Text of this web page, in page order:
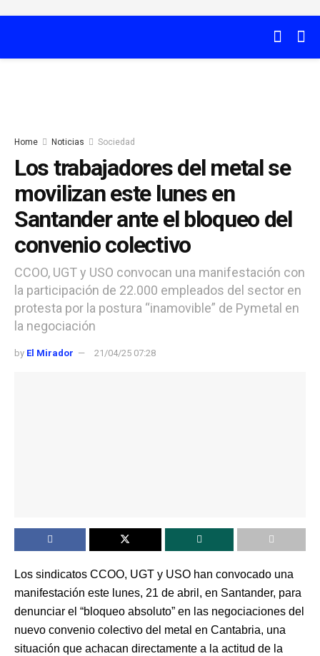
Home Noticias Sociedad
Los trabajadores del metal se
movilizan este lunes en
Santander ante el bloqueo del
convenio colectivo
CCOO, UGT y USO convocan una manifestación con
la participación de 22.000 empleados del sector en
protesta por la postura “inamovible” de Pymetal en
la negociación
by El Mirador 21/04/25 07:28
Los sindicatos CCOO, UGT y USO han convocado una
manifestación este lunes, 21 de abril, en Santander, para
denunciar el “bloqueo absoluto” en las negociaciones del
nuevo convenio colectivo del metal en Cantabria, una
situación que achacan directamente a la actitud de la